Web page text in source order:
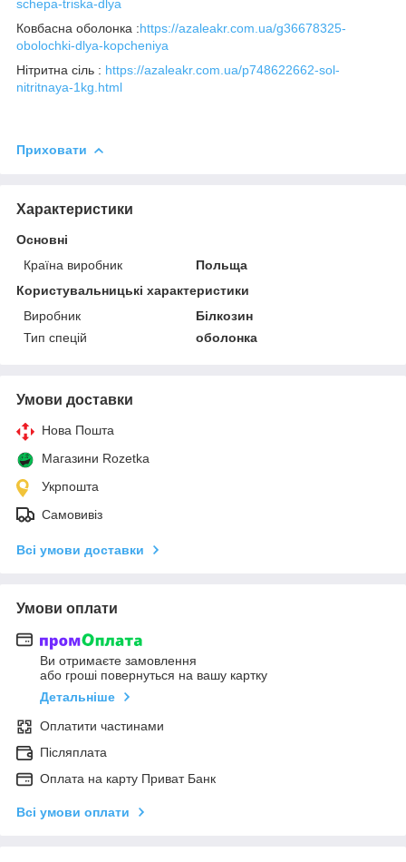
schepa-triska-dlya
Ковбасна оболонка :https://azaleakr.com.ua/g36678325-
obolochki-dlya-kopcheniya
Нітритна сіль : https://azaleakr.com.ua/p748622662-sol-
nitritnaya-1kg.html
Приховати
Характеристики
Основні
Країна виробник
Польща
Користувальницькі характеристики
Виробник
Білкозин
Тип спецій
оболонка
Умови доставки
Нова Пошта
Магазини Rozetka
Укрпошта
Самовивіз
Всі умови доставки
Умови оплати
Ви отримаєте замовлення
або гроші повернуться на вашу картку
Детальніше
Оплатити частинами
Післяплата
Оплата на карту Приват Банк
Всі умови оплати